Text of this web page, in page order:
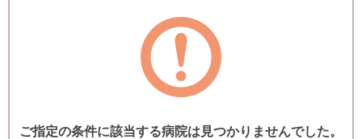
ご指定の条件に該当する病院は見つかりませんでした。